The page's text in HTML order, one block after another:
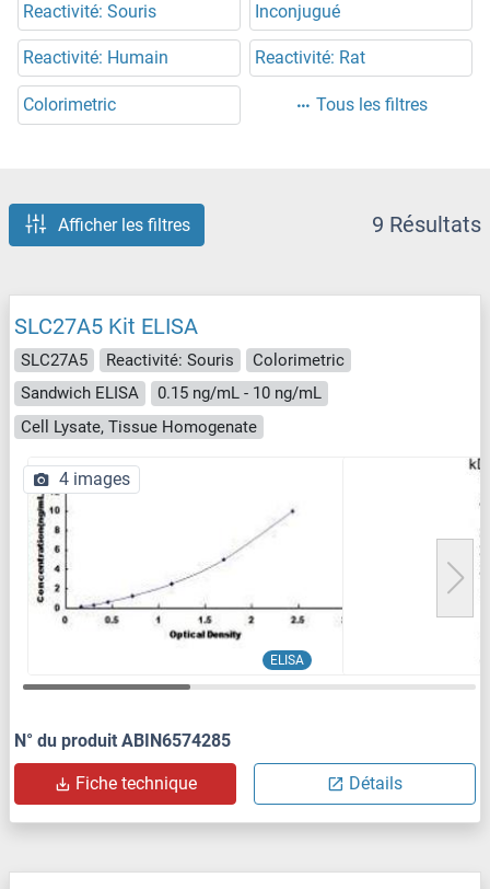
Reactivité: Souris
Inconjugué
Reactivité: Humain Reactivité: Rat
Colorimetric Tous les filtres
Afficher les filtres 9 Résultats
SLC27A5 Kit ELISA
SLC27A5 Reactivité: Souris
Colorimetric
Sandwich ELISA
0.15 ng/mL - 10 ng/mL
Cell Lysate, Tissue Homogenate
ELISA
4 images
N° du produit ABIN6574285
Fiche technique Détails